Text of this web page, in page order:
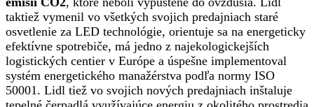
taktiež vymenil vo všetkých svojich predajniach staré
osvetlenie za LED technológie, orientuje sa na energeticky
efektívne spotrebiče, má jedno z najekologickejších
logistických centier v Európe a úspešne implementoval
systém energetického manažérstva podľa normy ISO
50001. Lidl tiež vo svojich nových predajniach inštaluje